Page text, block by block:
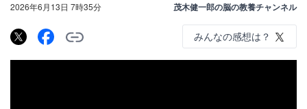
2026年6月13日 7時35分 茂木健一郎の脳の教養チャンネル
みんなの感想は？